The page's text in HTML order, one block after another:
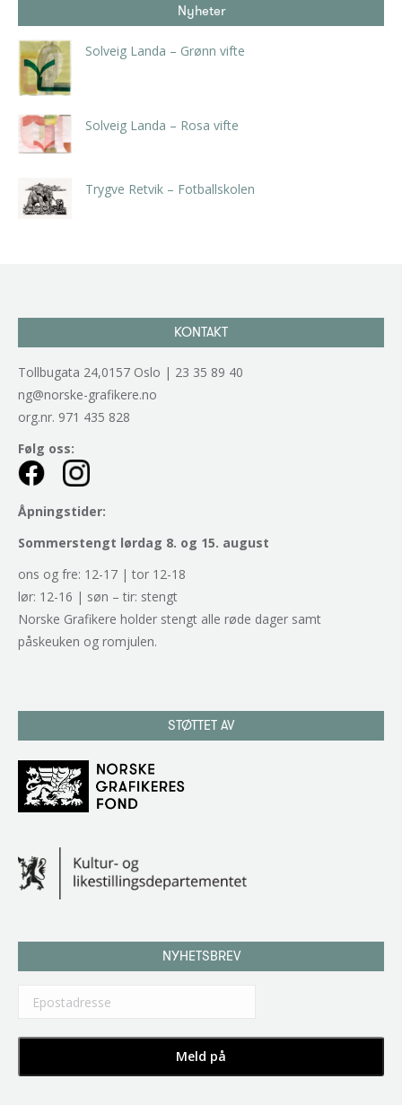
Nyheter
Solveig Landa – Grønn vifte
Solveig Landa – Rosa vifte
Trygve Retvik – Fotballskolen
KONTAKT
Tollbugata 24,0157 Oslo | 23 35 89 40
ng@norske-grafikere.no
org.nr. 971 435 828
Følg oss:
Åpningstider:
Sommerstengt lørdag 8. og 15. august
ons og fre: 12-17 | tor 12-18
lør: 12-16 | søn – tir: stengt
Norske Grafikere holder stengt alle røde dager samt
påskeuken og romjulen.
STØTTET AV
NYHETSBREV